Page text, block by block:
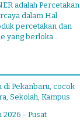
adalah Percetakan
dalam Hal
percetakan dan
yang berloka...
di Pekanbaru, cocok
Sekolah, Kampus
2026 - Pusat